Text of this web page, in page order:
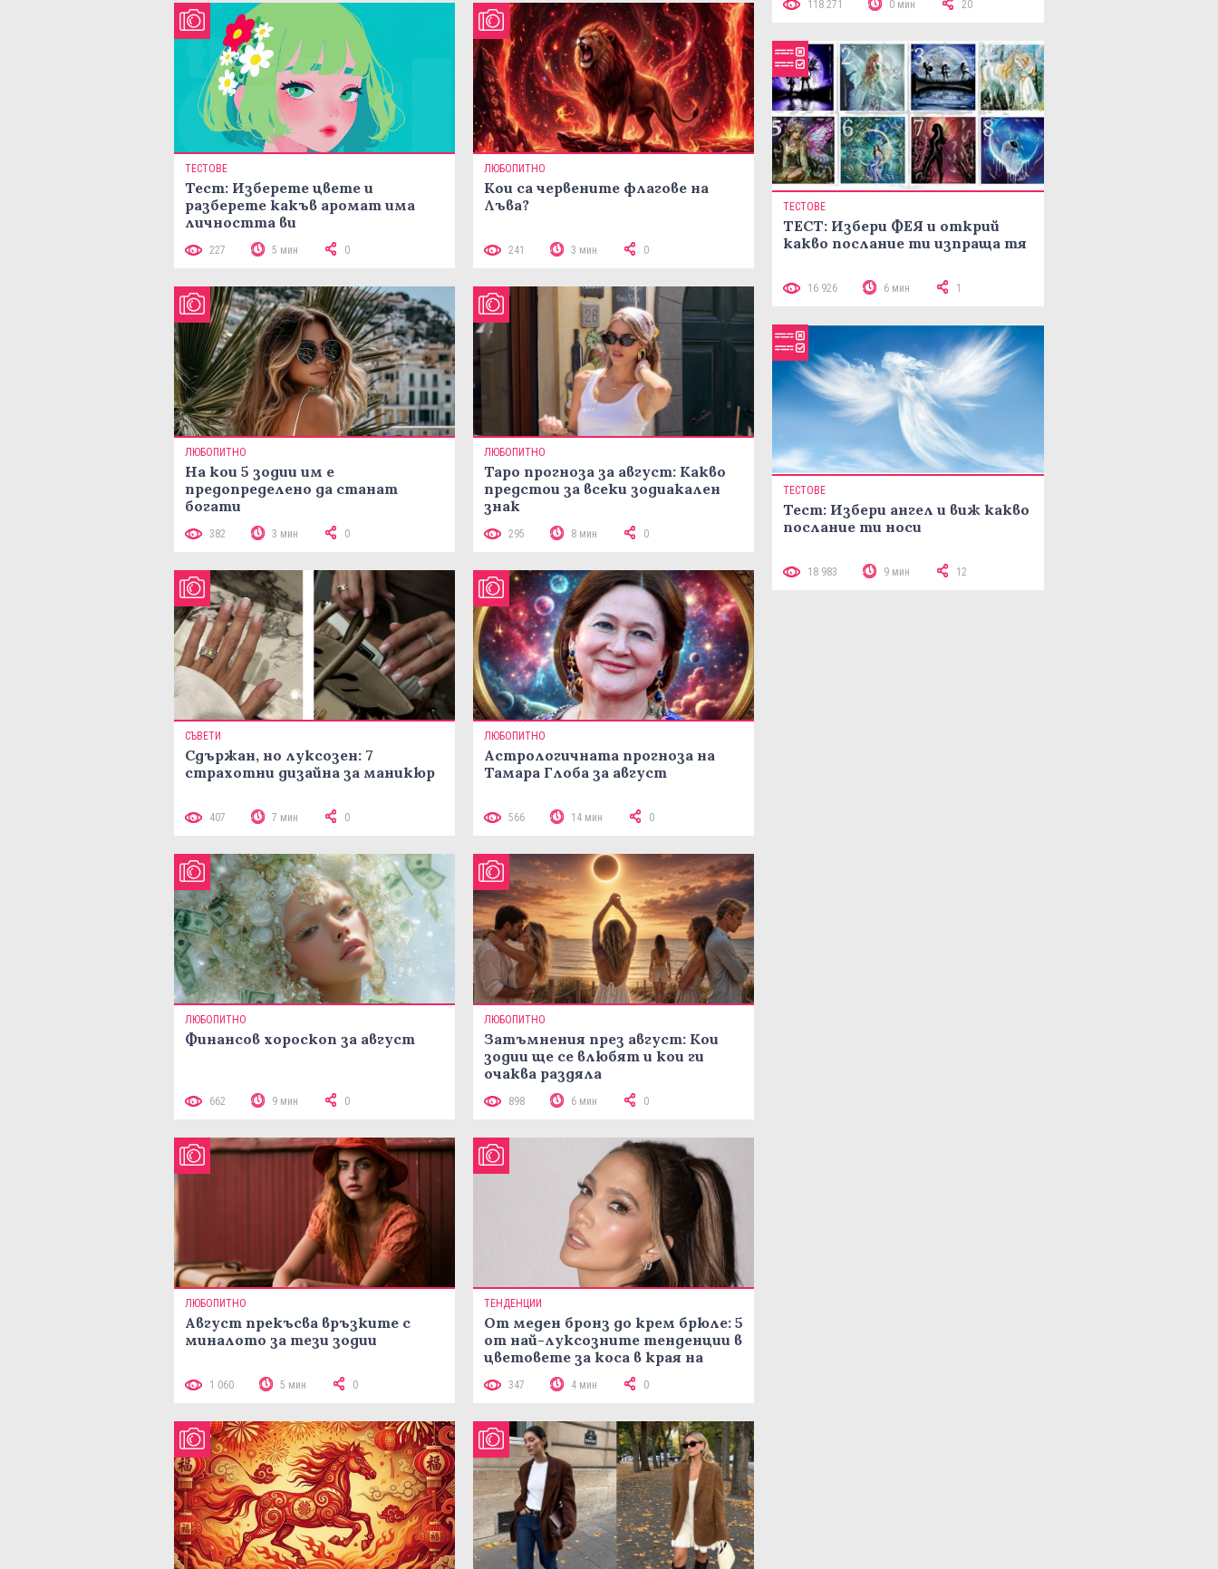
ТЕСТОВЕ
Тест: Изберете цвете и
разберете какъв аромат има
личността ви
227 5 мин 0
ЛЮБОПИТНО
Кои са червените флагове на
Лъва?
241 3 мин 0
ЛЮБОПИТНО
На кои 5 зодии им е
предопределено да станат
богати
382 3 мин 0
ЛЮБОПИТНО
Таро прогноза за август: Какво
предстои за всеки зодиакален
знак
295 8 мин 0
СЪВЕТИ
Сдържан, но луксозен: 7
страхотни дизайна за маникюр
407 7 мин 0
ЛЮБОПИТНО
Астрологичната прогноза на
Тамара Глоба за август
566 14 мин 0
ЛЮБОПИТНО
Финансов хороскоп за август
662 9 мин 0
ЛЮБОПИТНО
Затъмнения през август: Кои
зодии ще се влюбят и кои ги
очаква раздяла
898 6 мин 0
ЛЮБОПИТНО
Август прекъсва връзките с
миналото за тези зодии
1 060 5 мин 0
ТЕНДЕНЦИИ
От меден бронз до крем брюле: 5
от най-луксозните тенденции в
цветовете за коса в края на
347 4 мин 0
118 271 0 мин 20
ТЕСТОВЕ
ТЕСТ: Избери ФЕЯ и открий
какво послание ти изпраща тя
16 926 6 мин 1
ТЕСТОВЕ
Тест: Избери ангел и виж какво
послание ти носи
18 983 9 мин 12